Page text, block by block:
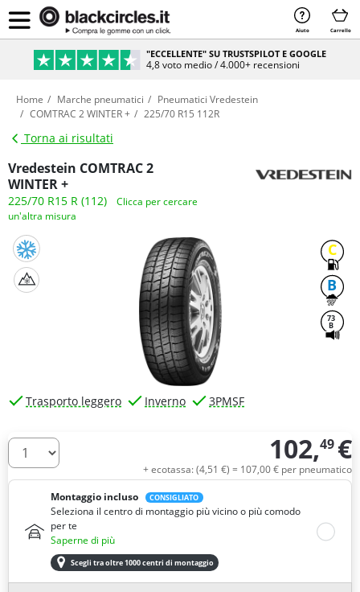
Aiuto Carrello
"ECCELLENTE" SU TRUSTSPILOT E GOOGLE
4,8 voto medio / 4.000+ recensioni
Home Marche pneumatici
Pneumatici Vredestein
COMTRAC 2 WINTER +
225/70 R15 112R
Torna ai risultati
Vredestein COMTRAC 2
WINTER +
225/70 R15 R (112)
Clicca per cercare
un'altra misura
C
B
73
B
Trasporto leggero Inverno 3PMSF
Quantità 102,49 €
+ ecotassa: (4,51 €) = 107,00€ per pneumatico
Montaggio incluso
CONSIGLIATO
Seleziona il centro di montaggio più vicino o più comodo
per te
Saperne di più
Scegli tra oltre 1000 centri di montaggio